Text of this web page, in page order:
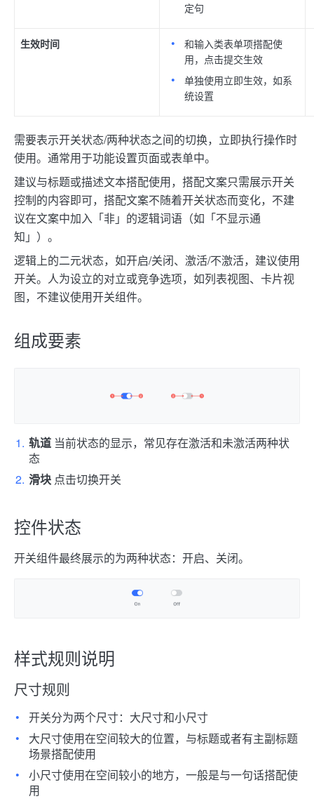
定句
生效时间
和输入类表单项搭配使
用，点击提交生效
单独使用立即生效，如系
统设置
需要表示开关状态/两种状态之间的切换，立即执行操作时
使用。通常用于功能设置页面或表单中。
建议与标题或描述文本搭配使用，搭配文案只需展示开关
控制的内容即可，搭配文案不随着开关状态而变化，不建
议在文案中加入「非」的逻辑词语（如「不显示通
知」）。
逻辑上的二元状态，如开启/关闭、激活/不激活，建议使用
开关。人为设立的对立或竞争选项，如列表视图、卡片视
图，不建议使用开关组件。
组成要素
轨道 当前状态的显示，常见存在激活和未激活两种状
态
滑块 点击切换开关
控件状态
开关组件最终展示的为两种状态：开启、关闭。
样式规则说明
尺寸规则
开关分为两个尺寸：大尺寸和小尺寸
大尺寸使用在空间较大的位置，与标题或者有主副标题
场景搭配使用
小尺寸使用在空间较小的地方，一般是与一句话搭配使
用